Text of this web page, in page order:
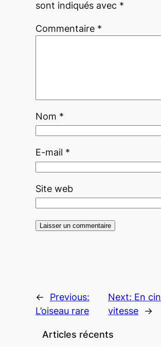
sont indiqués avec *
Commentaire *
Nom *
E-mail *
Site web
←
Previous:
L’oiseau rare
Next: En
vitesse
→
Articles récents